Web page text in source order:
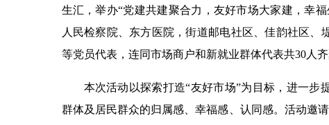
生汇，举办“党建共建聚合力，友好市场大家建，幸
人民检察院、东方医院，街道邮电社区、佳韵社区、
等党员代表，连同市场商户和新就业群体代表共30人
本次活动以探索打造“友好市场”为目标，进一步
群体及居民群众的归属感、幸福感、认同感。活动邀